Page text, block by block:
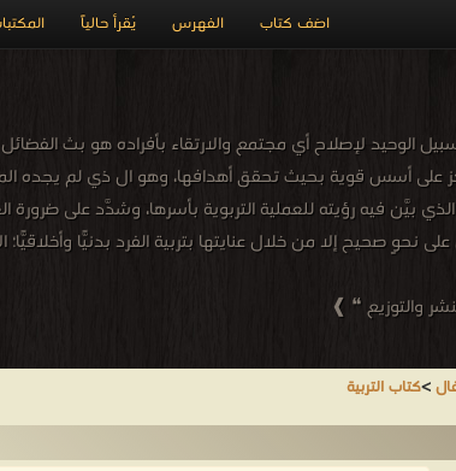
يُقرأ حالياً الفهرس اضف كتاب
الوحيد لإصلاح أي مجتمع والارتقاء بأفراده هو بث
على أسس قوية بحيث تحقق أهدافها، وهو ال ذي لم يجده
بيَّن فيه رؤيته للعملية التربوية بأسرها، وشدَّد على ضرورة
نحوٍ صحيح إلا من خلال عنايتها بتربية الفرد بدنيًّا
والتوزيع ❝ ❱
>كتاب التربية